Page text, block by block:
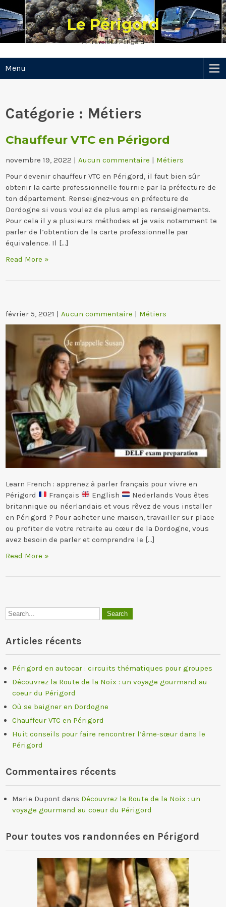
to
content
Le Périgord
A Travers Le Périgord
Menu
Catégorie : Métiers
Chauffeur VTC en Périgord
novembre 19, 2022 |Aucun commentaire | Métiers
Pour devenir chauffeur VTC en Périgord, il faut bien sûr
obtenir la carte professionnelle fournie par la préfecture de
ton département. Renseignez-vous en préfecture de
Dordogne si vous voulez de plus amples renseignements.
Pour cela il y a plusieurs méthodes et je vais notamment te
parler de l’obtention de la carte professionnelle par
équivalence. Il […]
Read More »
février 5, 2021 |Aucun commentaire | Métiers
Learn French : apprenez à parler français pour vivre en
Périgord
Français English
Nederlands Vous êtes
britannique ou néerlandais et vous rêvez de vous installer
en Périgord ? Pour acheter une maison, travailler sur place
ou profiter de votre retraite au cœur de la Dordogne, vous
avez besoin de parler et comprendre le […]
Read More »
Articles récents
Périgord en autocar : circuits thématiques pour groupes
Découvrez la Route de la Noix : un voyage gourmand au
coeur du Périgord
Où se baigner en Dordogne
Chauffeur VTC en Périgord
Huit conseils pour faire rencontrer l’âme-sœur dans le
Périgord
Commentaires récents
Marie Dupont dans Découvrez la Route de la Noix : un
voyage gourmand au coeur du Périgord
Pour toutes vos randonnées en Périgord